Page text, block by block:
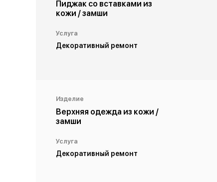
Пиджак со вставками из
кожи / замши
Услуга
Декоративный ремонт
Изделие
Верхняя одежда из кожи /
замши
Услуга
Декоративный ремонт